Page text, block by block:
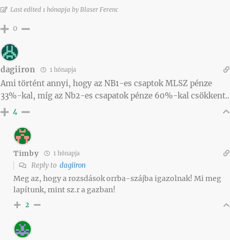
Last edited 1 hónapja by Blaser Ferenc
0
dagiiron 1 hónapja
Ami történt annyi, hogy az NB1-es csaptok MLSZ pénze
33%-kal, míg az Nb2-es csapatok pénze 60%-kal csökkent..
4
Timby 1 hónapja
Reply to dagiiron
Meg az, hogy a rozsdások orrba-szájba igazolnak! Mi meg
lapítunk, mint sz.r a gazban!
2